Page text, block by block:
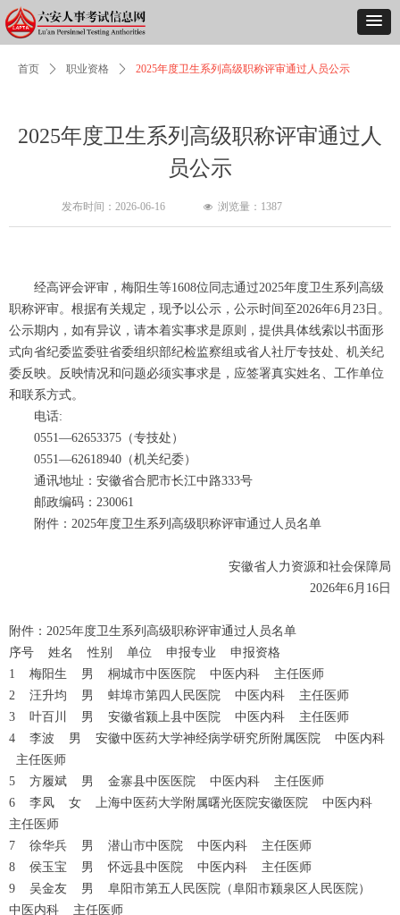
2025年度卫生系列高级职称评审通过人
员公示
经高评会评审，梅阳生等1608位同志通过2025年度卫生系列高级
职称评审。根据有关规定，现予以公示，公示时间至2026年6月23日。
公示期内，如有异议，请本着实事求是原则，提供具体线索以书面形
式向省纪委监委驻省委组织部纪检监察组或省人社厅专技处、机关纪
委反映。反映情况和问题必须实事求是，应签署真实姓名、工作单位
和联系方式。
电话:
0551—62653375（专技处）
0551—62618940（机关纪委）
通讯地址：安徽省合肥市长江中路333号
邮政编码：230061
附件：2025年度卫生系列高级职称评审通过人员名单
安徽省人力资源和社会保障局
2026年6月16日
附件：2025年度卫生系列高级职称评审通过人员名单
序号 姓名 性别 单位 申报专业 申报资格
1 梅阳生 男 桐城市中医医院 中医内科 主任医师
2 汪升均 男 蚌埠市第四人民医院 中医内科 主任医师
3 叶百川 男 安徽省颍上县中医院 中医内科 主任医师
4 李波 男 安徽中医药大学神经病学研究所附属医院 中医内科
主任医师
5 方履斌 男 金寨县中医医院 中医内科 主任医师
6 李凤 女 上海中医药大学附属曙光医院安徽医院 中医内科
主任医师
7 徐华兵 男 潜山市中医院 中医内科 主任医师
8 侯玉宝 男 怀远县中医院 中医内科 主任医师
9 吴金友 男 阜阳市第五人民医院（阜阳市颍泉区人民医院）
中医内科 主任医师
首页 ꄲ 职业资格 ꄲ 2025年度卫生系列高级职称评审通过人员公示
发布时间： 2026-06-16 넶 浏览量： 1387